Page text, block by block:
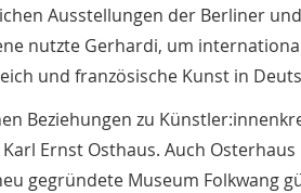
Ausstellungen der Berliner
nutzte Gerhardi, um
und französische Kunst in
Beziehungen zu
Ernst Osthaus. Auch
gegründete Museum Folkwang